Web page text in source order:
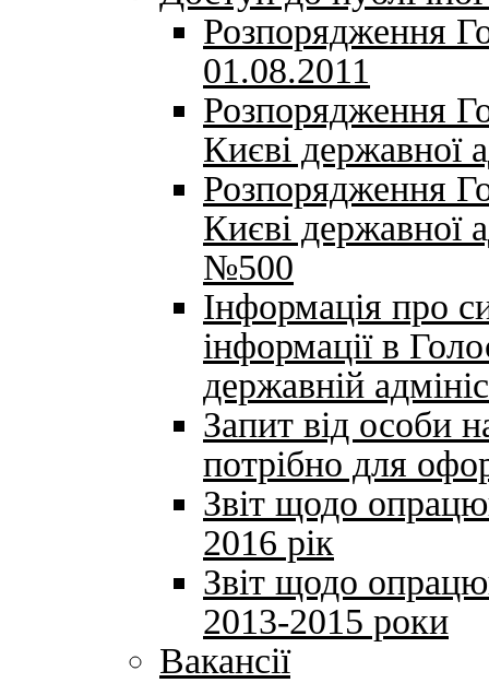
Розпорядження
01.08.2011
Розпорядження
Києві державної
Розпорядження
Києві державної
№500
Інформація про
інформації в
державній
Запит від особи
потрібно для
Звіт щодо
2016 рік
Звіт щодо
2013-2015 роки
Вакансії